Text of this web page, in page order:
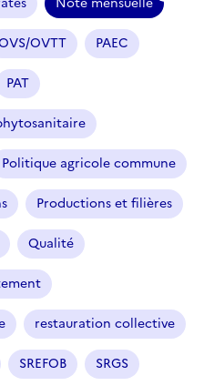
OVTT PAEC
PAT
Politique agricole commune
Productions et filières
Qualité
restauration collective
SREFOB SRGS